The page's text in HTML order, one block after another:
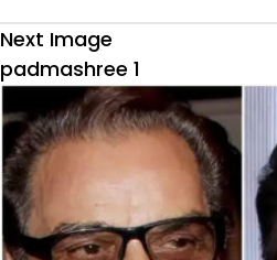
Next Image
padmashree 1